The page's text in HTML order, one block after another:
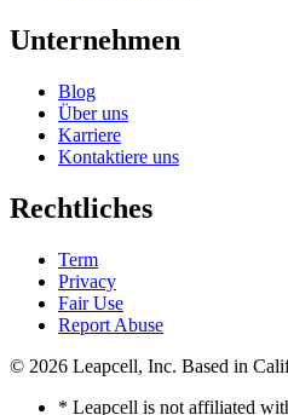
Unternehmen
Blog
Über uns
Karriere
Kontaktiere uns
Rechtliches
Term
Privacy
Fair Use
Report Abuse
© 2026 Leapcell, Inc. Based in
* Leapcell is not affiliated